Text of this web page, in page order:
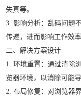
失真等。
3. 影响分析：乱码问题
传递，进而影响工作效率
二、解决方案设计
1. 环境重置：通过清除
览器环境，以消除可能
2. 布局修复：对浏览器